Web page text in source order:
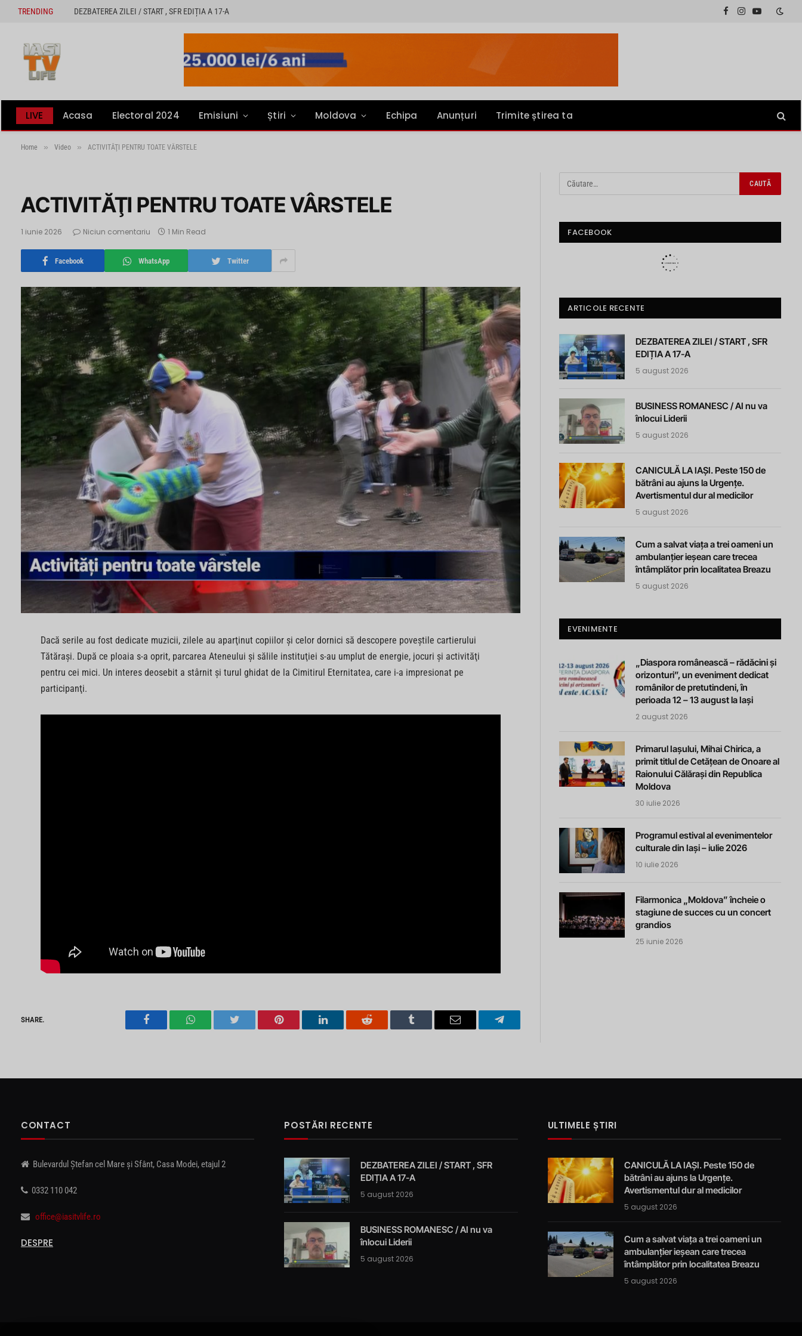
TRENDING DEZBATEREA ZILEI / START , SFR EDIȚIA A 17-A
Facebook
InstagramYouTube
LIVE Acasa Electoral 2024 Emisiuni Știri Moldova Echipa Anunțuri Trimite știrea ta
Home » Video » ACTIVITĂŢI PENTRU TOATE VÂRSTELE
ACTIVITĂŢI PENTRU TOATE VÂRSTELE
1 iunie 2026 Niciun comentariu 1 Min Read
Facebook WhatsApp Twitter
Dacă serile au fost dedicate muzicii, zilele au aparţinut copiilor şi celor dornici să descopere poveştile cartierului
Tătăraşi. După ce ploaia s-a oprit, parcarea Ateneului şi sălile instituţiei s-au umplut de energie, jocuri şi activităţi
pentru cei mici. Un interes deosebit a stârnit şi turul ghidat de la Cimitirul Eternitatea, care i-a impresionat pe
participanţi.
SHARE.
Facebook WhatsAppTwitter Pinterest LinkedIn Reddit Tumblr Email Telegram
FACEBOOK
ARTICOLE RECENTE
DEZBATEREA ZILEI / START , SFR
EDIȚIA A 17-A
5 august 2026
BUSINESS ROMANESC / AI nu va
înlocui Liderii
5 august 2026
CANICULĂ LA IAȘI. Peste 150 de
bătrâni au ajuns la Urgențe.
Avertismentul dur al medicilor
5 august 2026
Cum a salvat viața a trei oameni un
ambulanțier ieșean care trecea
întâmplător prin localitatea Breazu
5 august 2026
EVENIMENTE
„Diaspora românească – rădăcini și
orizonturi”, un eveniment dedicat
românilor de pretutindeni, în
perioada 12 – 13 august la Iași
2 august 2026
Primarul Iașului, Mihai Chirica, a
primit titlul de Cetățean de Onoare al
Raionului Călărași din Republica
Moldova
30 iulie 2026
Programul estival al evenimentelor
culturale din Iași – iulie 2026
10 iulie 2026
Filarmonica „Moldova” încheie o
stagiune de succes cu un concert
grandios
25 iunie 2026
CONTACT
Bulevardul Ștefan cel Mare și Sfânt, Casa Modei, etajul 2
0332 110 042
office@iasitvlife.ro
DESPRE
POSTĂRI RECENTE
DEZBATEREA ZILEI / START , SFR
EDIȚIA A 17-A
5 august 2026
BUSINESS ROMANESC / AI nu va
înlocui Liderii
5 august 2026
ULTIMELE ȘTIRI
CANICULĂ LA IAȘI. Peste 150 de
bătrâni au ajuns la Urgențe.
Avertismentul dur al medicilor
5 august 2026
Cum a salvat viața a trei oameni un
ambulanțier ieșean care trecea
întâmplător prin localitatea Breazu
5 august 2026